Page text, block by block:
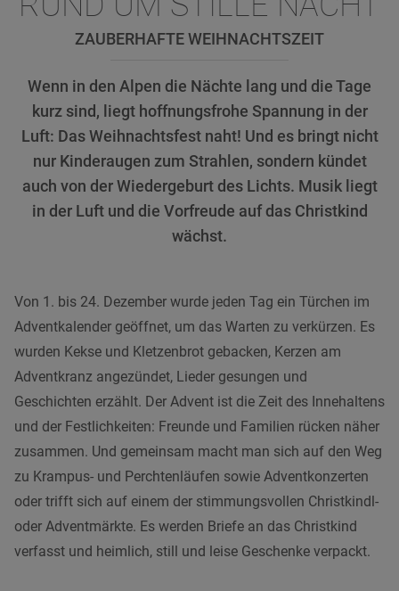
ZAUBERHAFTE WEIHNACHTSZEIT
Wenn in den Alpen die Nächte lang und die Tage
kurz sind, liegt hoffnungsfrohe Spannung in der
Luft: Das Weihnachtsfest naht! Und es bringt nicht
nur Kinderaugen zum Strahlen, sondern kündet
auch von der Wiedergeburt des Lichts. Musik liegt
in der Luft und die Vorfreude auf das Christkind
wächst.
Von 1. bis 24. Dezember wurde jeden Tag ein Türchen im
Adventkalender geöffnet, um das Warten zu verkürzen. Es
wurden Kekse und Kletzenbrot gebacken, Kerzen am
Adventkranz angezündet, Lieder gesungen und
Geschichten erzählt. Der Advent ist die Zeit des Innehaltens
und der Festlichkeiten: Freunde und Familien rücken näher
zusammen. Und gemeinsam macht man sich auf den Weg
zu Krampus- und Perchtenläufen sowie Adventkonzerten
oder trifft sich auf einem der stimmungsvollen Christkindl-
oder Adventmärkte. Es werden Briefe an das Christkind
verfasst und heimlich, still und leise Geschenke verpackt.